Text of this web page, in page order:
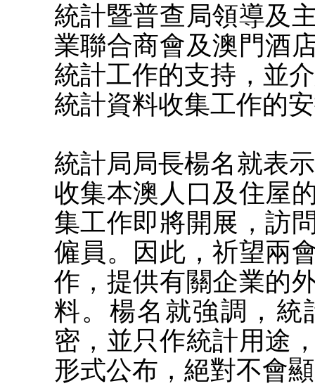
統計暨普查局領導及
業聯合商會及澳門酒
統計工作的支持，並
統計資料收集工作的
統計局局長楊名就表
收集本澳人口及住屋
集工作即將開展，訪
僱員。因此，祈望兩
作，提供有關企業的
料。楊名就強調，統
密，並只作統計用途
形式公布，絕對不會